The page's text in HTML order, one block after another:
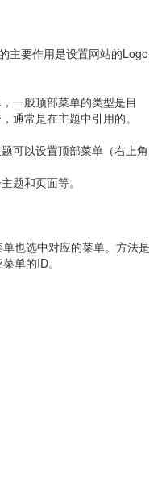
主要作用是设置网站的Logo
一般顶部菜单的类型是目
通常是在主题中引用的。
可以设置顶部菜单（右上角
题和页面等。
也选中对应的菜单。方法是
单的ID。